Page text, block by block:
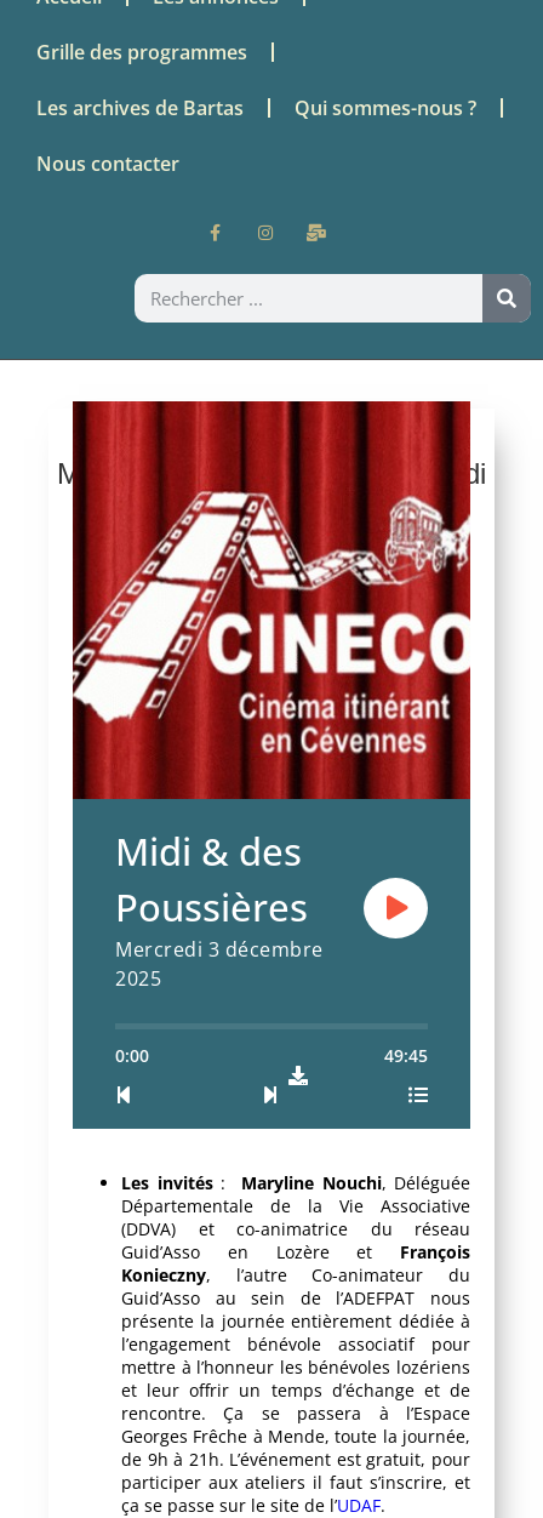
Grille des programmes
Les archives de Bartas Qui sommes-nous ?
Nous contacter
Midi & des Poussières – Mercredi
3 décembre 2025
Les bénévoles lozériens à
l'honneur, la figure de la Vieille
et la nouvelle rubrique de
Cinéco.
Midi & des
Poussières
Mercredi 3 décembre
2025
0:00 49:45
Les invités: Maryline Nouchi, Déléguée
Départementale de la Vie Associative
(DDVA) et co-animatrice du réseau
Guid’Asso en Lozère et François
Konieczny, l’autre Co-animateur du
Guid’Asso au sein de l’ADEFPAT nous
présente la journée entièrement dédiée à
l’engagement bénévole associatif pour
mettre à l’honneur les bénévoles lozériens
et leur offrir un temps d’échange et de
rencontre. Ça se passera à l’Espace
Georges Frêche à Mende, toute la journée,
de 9h à 21h. L’événement est gratuit, pour
participer aux ateliers il faut s’inscrire, et
ça se passe sur le site de l’UDAF.